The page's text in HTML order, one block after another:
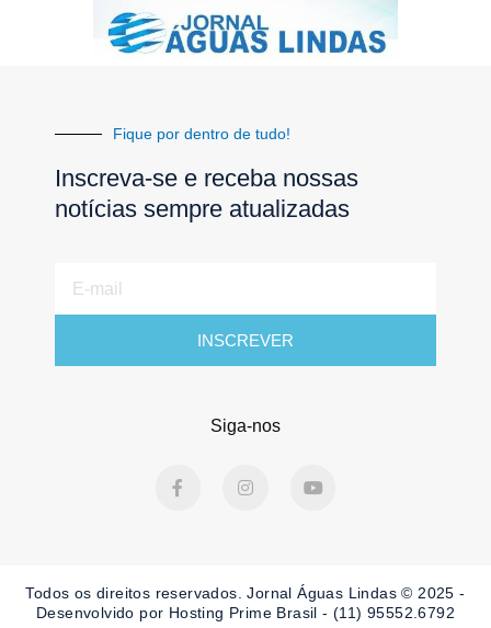
Fique por dentro de tudo!
Inscreva-se e receba nossas
notícias sempre atualizadas
mail
INSCREVER
Siga-nos
a
k
-
n
a
m
o
Todos os direitos reservados. Jornal Águas Lindas © 2025 -
Desenvolvido por Hosting Prime Brasil - (11) 95552.6792